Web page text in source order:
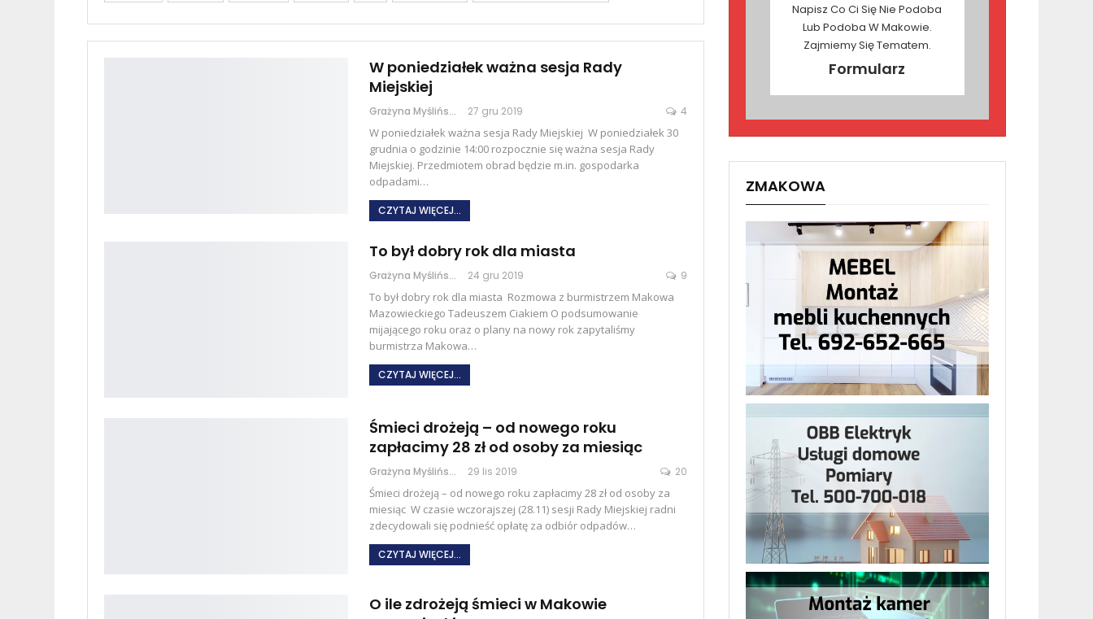
W poniedziałek ważna sesja Rady
Miejskiej
Grażyna Myślińska 27 gru 2019 4
W poniedziałek ważna sesja Rady Miejskiej W poniedziałek 30
grudnia o godzinie 14:00 rozpocznie się ważna sesja Rady
Miejskiej. Przedmiotem obrad będzie m.in. gospodarka
odpadami…
CZYTAJ WIĘCEJ...
To był dobry rok dla miasta
Grażyna Myślińska 24 gru 2019 9
To był dobry rok dla miasta Rozmowa z burmistrzem Makowa
Mazowieckiego Tadeuszem Ciakiem O podsumowanie
mijającego roku oraz o plany na nowy rok zapytaliśmy
burmistrza Makowa…
CZYTAJ WIĘCEJ...
Śmieci drożeją – od nowego roku
zapłacimy 28 zł od osoby za miesiąc
Grażyna Myślińska 29 lis 2019 20
Śmieci drożeją – od nowego roku zapłacimy 28 zł od osoby za
miesiąc W czasie wczorajszej (28.11) sesji Rady Miejskiej radni
zdecydowali się podnieść opłatę za odbiór odpadów…
CZYTAJ WIĘCEJ...
O ile zdrożeją śmieci w Makowie
Napisz Co Ci Się Nie Podoba
Lub Podoba W Makowie.
Zajmiemy Się Tematem.
Formularz
ZMAKOWA